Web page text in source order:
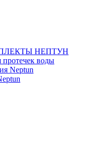
НЕПТУН
протечек воды
Neptun